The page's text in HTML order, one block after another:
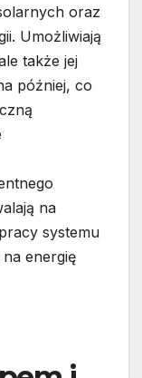
oraz
Umożliwiają
także jej
później, co
na
systemu
energię